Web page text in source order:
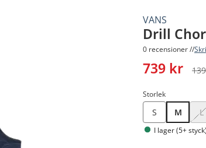
VANS
Drill
0 recensioner //
739 kr
Storlek
S M L
I lager (5+